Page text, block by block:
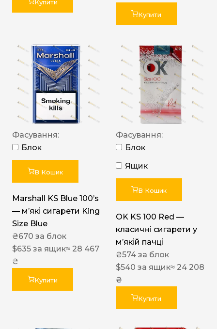
Купити
Купити
Фасування:
Блок
В Кошик
Marshall KS Blue 100’s
— м’які сигарети King
Size Blue
₴670 за блок
$635 за ящик≈ 28 467
₴
Купити
Фасування:
Блок
Ящик
В Кошик
OK KS 100 Red —
класичні сигарети у
м’якій пачці
₴574 за блок
$540 за ящик≈ 24 208
₴
Купити